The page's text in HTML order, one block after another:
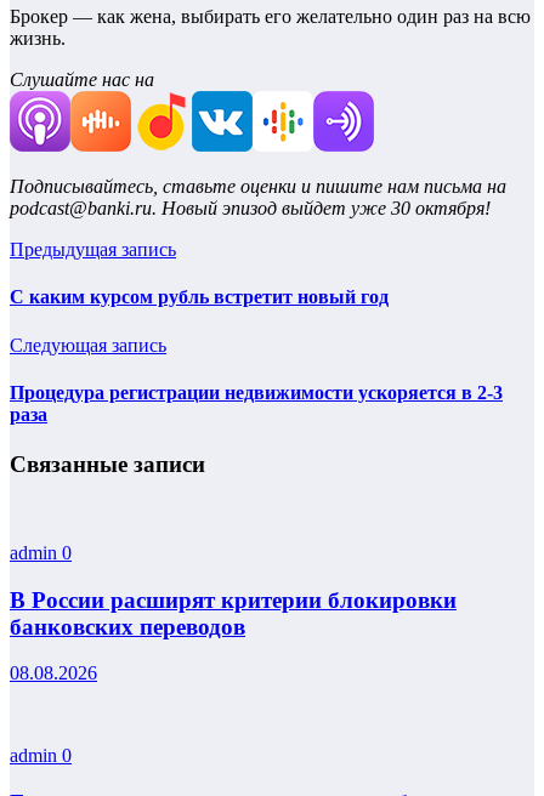
Брокер — как жена, выбирать его желательно один раз на всю
жизнь.
Слушайте нас на
Подписывайтесь, ставьте оценки и пишите нам письма на
podcast@banki.ru. Новый эпизод выйдет уже 30 октября!
Предыдущая запись
С каким курсом рубль встретит новый год
Следующая запись
Процедура регистрации недвижимости ускоряется в 2-3
раза
Связанные записи
admin 0
В России расширят критерии блокировки
банковских переводов
08.08.2026
admin 0